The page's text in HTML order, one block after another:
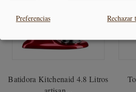
Batidora Kitchenaid 4.8 Litros
Preferencias Rechazar